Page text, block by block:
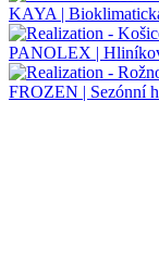
KAYA |
PANOLEX |
FROZEN | Sezónní